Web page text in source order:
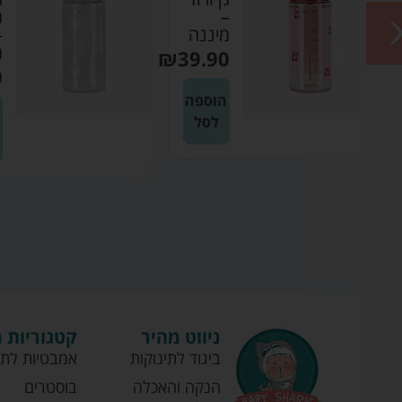
–
מיננה
הוספה
ניווט מהיר
ביגוד לתינוקות
הנקה והאכלה
אמבטיות
בוסטרים